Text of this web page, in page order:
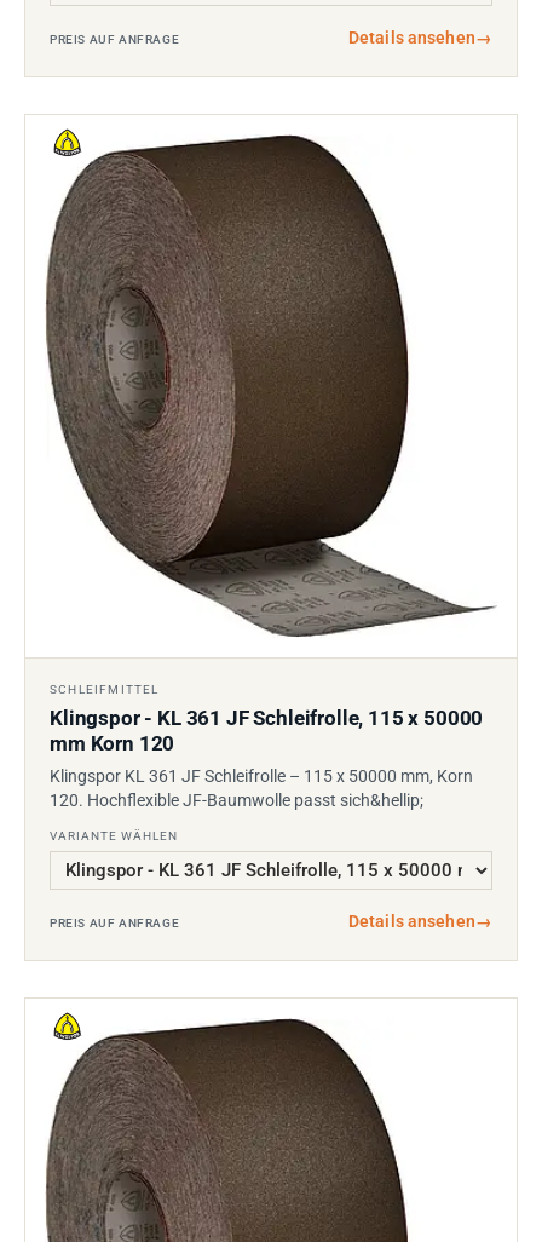
PREIS AUF ANFRAGE Details ansehen→
SCHLEIFMITTEL
Klingspor - KL 361 JF Schleifrolle, 115 x 50000
mm Korn 120
Klingspor KL 361 JF Schleifrolle – 115 x 50000 mm, Korn
120. Hochflexible JF-Baumwolle passt sich&hellip;
VARIANTE WÄHLEN
PREIS AUF ANFRAGE Details ansehen→